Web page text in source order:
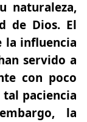
naturaleza,
de Dios. El
la influencia
servido a
con poco
paciencia
la